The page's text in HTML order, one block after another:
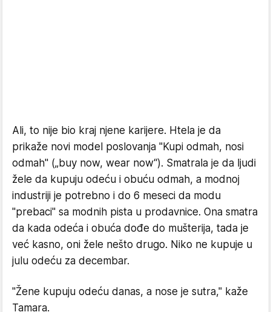
Ali, to nije bio kraj njene karijere. Htela je da
prikaže novi model poslovanja "Kupi odmah, nosi
odmah" („buy now, wear now“). Smatrala je da ljudi
žele da kupuju odeću i obuću odmah, a modnoj
industriji je potrebno i do 6 meseci da modu
"prebaci" sa modnih pista u prodavnice. Ona smatra
da kada odeća i obuća dođe do mušterija, tada je
već kasno, oni žele nešto drugo. Niko ne kupuje u
julu odeću za decembar.
"Žene kupuju odeću danas, a nose je sutra," kaže
Tamara.